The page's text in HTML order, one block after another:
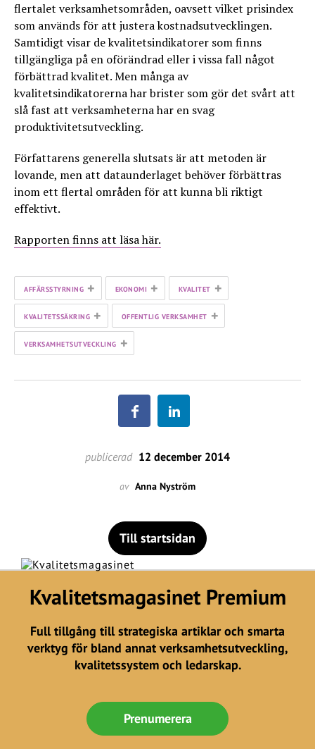
flertalet verksamhetsområden, oavsett vilket prisindex
som används för att justera kostnadsutvecklingen.
Samtidigt visar de kvalitetsindikatorer som finns
tillgängliga på en oförändrad eller i vissa fall något
förbättrad kvalitet. Men många av
kvalitetsindikatorerna har brister som gör det svårt att
slå fast att verksamheterna har en svag
produktivitetsutveckling.
Författarens generella slutsats är att metoden är
lovande, men att dataunderlaget behöver förbättras
inom ett flertal områden för att kunna bli riktigt
effektivt.
Rapporten finns att läsa här.
AFFÄRSSTYRNING + EKONOMI + KVALITET +
KVALITETSSÄKRING + OFFENTLIG VERKSAMHET +
VERKSAMHETSUTVECKLING +
publicerad 12 december 2014
av Anna Nyström
Till startsidan
Kvalitetsmagasinet Premium
Full tillgång till strategiska artiklar och smarta
verktyg för bland annat verksamhetsutveckling,
kvalitetssystem och ledarskap.
Prenumerera